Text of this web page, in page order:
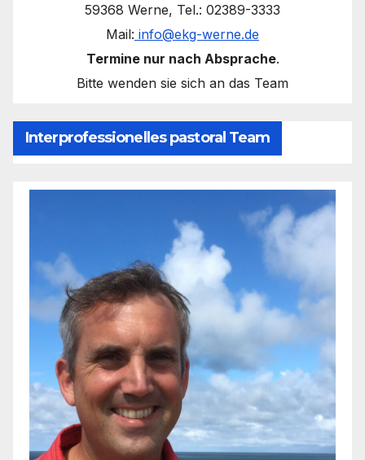
59368 Werne, Tel.: 02389-3333
Mail: info@ekg-werne.de
Termine nur nach Absprache.
Bitte wenden sie sich an das Team
Interprofessionelles pastoral Team